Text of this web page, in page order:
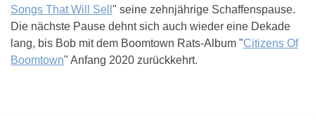
Songs That Will Sell " seine zehnjährige Schaffenspause.
Die nächste Pause dehnt sich auch wieder eine Dekade
lang, bis Bob mit dem Boomtown Rats-Album "Citizens Of
Boomtown" Anfang 2020 zurückkehrt.